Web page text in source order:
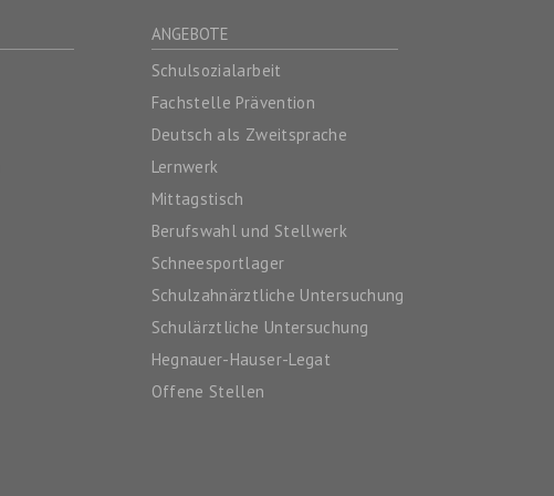
ANGEBOTE
Schulsozialarbeit
Fachstelle Prävention
Deutsch als Zweitsprache
Lernwerk
Mittagstisch
Berufswahl und Stellwerk
Schneesportlager
Schulzahnärztliche Untersuchung
Schulärztliche Untersuchung
Hegnauer-Hauser-Legat
Offene Stellen